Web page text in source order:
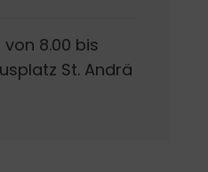
8.00 bis
St. Andrä